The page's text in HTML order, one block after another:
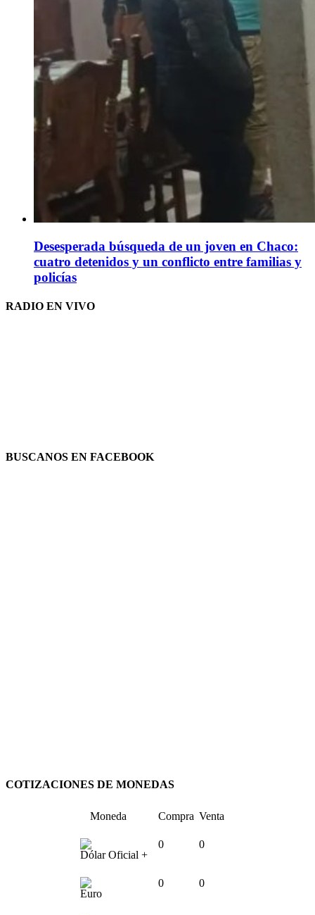
Desesperada búsqueda de un joven en Chaco:
cuatro detenidos y un conflicto entre familias y
policías
RADIO EN VIVO
BUSCANOS EN FACEBOOK
COTIZACIONES DE MONEDAS
Moneda Compra Venta
Dólar Oficial +
0 0
Euro
0 0